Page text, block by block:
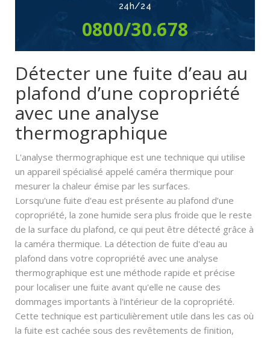
24h/24
0800/30.678
Détecter une fuite d’eau au
plafond d’une copropriété
avec une analyse
thermographique
L'analyse thermographique est une technique qui utilise
un appareil spécialisé appelé caméra thermique pour
mesurer la chaleur émise par les surfaces.
Lorsqu'une fuite d'eau est présente au plafond d’une
copropriété, la zone humide sera plus froide que le reste
de la surface du plafond, ce qui peut être détecté grâce à
la caméra thermique. La détection de fuite d'eau au
plafond dans votre copropriété avec une analyse
thermographique est une méthode rapide et précise
pour localiser une fuite avant qu'elle ne cause des
dommages importants à l'intérieur de la copropriété.
Cette technique est particulièrement utile dans les cas où
la fuite est cachée sous des revêtements de finition,